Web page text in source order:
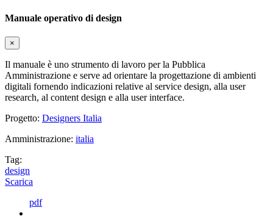
Manuale operativo di design
×
Il manuale è uno strumento di lavoro per la Pubblica
Amministrazione e serve ad orientare la progettazione di ambienti
digitali fornendo indicazioni relative al service design, alla user
research, al content design e alla user interface.
Progetto: Designers Italia
Amministrazione: italia
Tag:
design
Scarica
pdf